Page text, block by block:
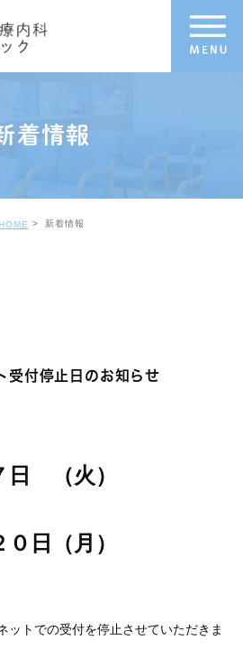
着情報
HOME 新着情報
受付停止日のお知らせ
日 （火）
日 （月）
ットでの受付を停止させていただきま